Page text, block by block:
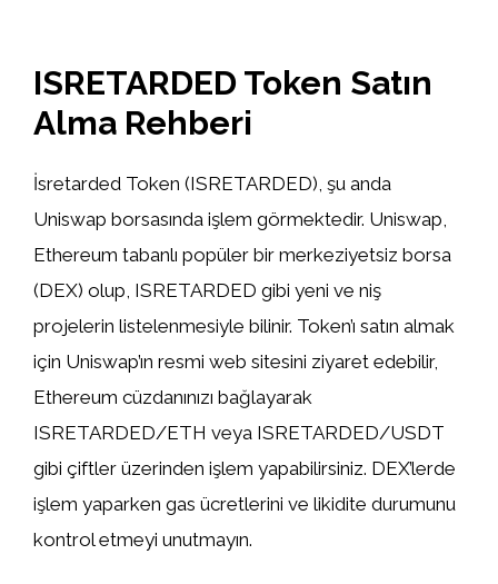
ISRETARDED Token Satın
Alma Rehberi
İsretarded Token (ISRETARDED), şu anda
Uniswap borsasında işlem görmektedir. Uniswap,
Ethereum tabanlı popüler bir merkeziyetsiz borsa
(DEX) olup, ISRETARDED gibi yeni ve niş
projelerin listelenmesiyle bilinir. Token’ı satın almak
için Uniswap’ın resmi web sitesini ziyaret edebilir,
Ethereum cüzdanınızı bağlayarak
ISRETARDED/ETH veya ISRETARDED/USDT
gibi çiftler üzerinden işlem yapabilirsiniz. DEX’lerde
işlem yaparken gas ücretlerini ve likidite durumunu
kontrol etmeyi unutmayın.